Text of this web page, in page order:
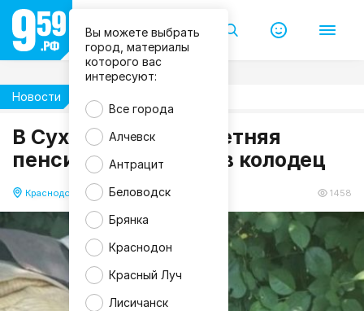
Вы можете выбрать
город, материалы
которого вас
интересуют:
Все города
Алчевск
Антрацит
Беловодск
Брянка
Краснодон
Красный Луч
Лисичанск
Новости
В Суходольске 80-летняя
пенсионерка упала в колодец
Краснодон 10.06.2026 11:49 1458
М
Ч
Р
о
с
с
и